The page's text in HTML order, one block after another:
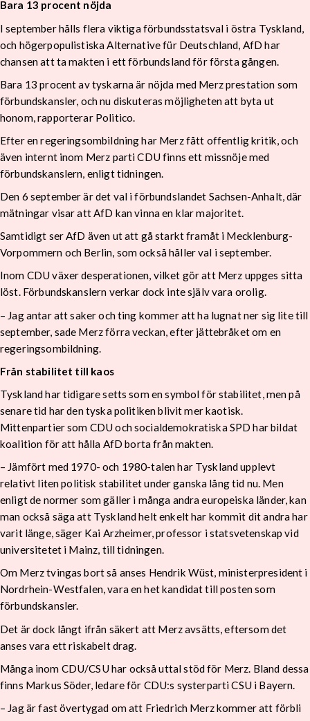
Bara 13 procent nöjda
I september hålls flera viktiga förbundsstatsval i östra Tyskland,
och högerpopulistiska Alternative für Deutschland, AfD har
chansen att ta makten i ett förbundsland för första gången.
Bara 13 procent av tyskarna är nöjda med Merz prestation som
förbundskansler, och nu diskuteras möjligheten att byta ut
honom, rapporterar Politico.
Efter en regeringsombildning har Merz fått offentlig kritik, och
även internt inom Merz parti CDU finns ett missnöje med
förbundskanslern, enligt tidningen.
Den 6 september är det val i förbundslandet Sachsen-Anhalt, där
mätningar visar att AfD kan vinna en klar majoritet.
Samtidigt ser AfD även ut att gå starkt framåt i Mecklenburg-
Vorpommern och Berlin, som också håller val i september.
Inom CDU växer desperationen, vilket gör att Merz uppges sitta
löst. Förbundskanslern verkar dock inte själv vara orolig.
– Jag antar att saker och ting kommer att ha lugnat ner sig lite till
september, sade Merz förra veckan, efter jättebråket om en
regeringsombildning.
Från stabilitet till kaos
Tyskland har tidigare setts som en symbol för stabilitet, men på
senare tid har den tyska politiken blivit mer kaotisk.
Mittenpartier som CDU och socialdemokratiska SPD har bildat
koalition för att hålla AfD borta från makten.
– Jämfört med 1970- och 1980-talen har Tyskland upplevt
relativt liten politisk stabilitet under ganska lång tid nu. Men
enligt de normer som gäller i många andra europeiska länder, kan
man också säga att Tyskland helt enkelt har kommit dit andra har
varit länge, säger Kai Arzheimer, professor i statsvetenskap vid
universitetet i Mainz, till tidningen.
Om Merz tvingas bort så anses Hendrik Wüst, ministerpresident i
Nordrhein-Westfalen, vara en het kandidat till posten som
förbundskansler.
Det är dock långt ifrån säkert att Merz avsätts, eftersom det
anses vara ett riskabelt drag.
Många inom CDU/CSU har också uttal stöd för Merz. Bland dessa
finns Markus Söder, ledare för CDU:s systerparti CSU i Bayern.
– Jag är fast övertygad om att Friedrich Merz kommer att förbli